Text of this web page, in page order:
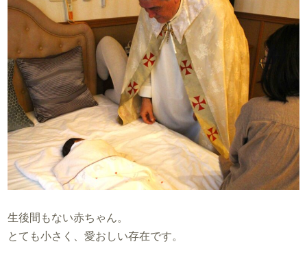
生後間もない赤ちゃん。
とても小さく、愛おしい存在です。